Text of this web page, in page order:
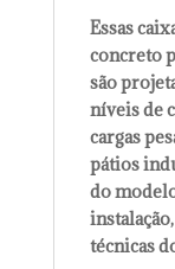
Essas
concreto
são
níveis de
cargas
pátios
do
técnicas